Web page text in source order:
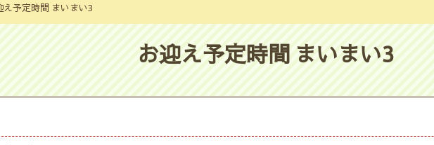
え予定時間 まいまい3
お迎え予定時間 まいまい3